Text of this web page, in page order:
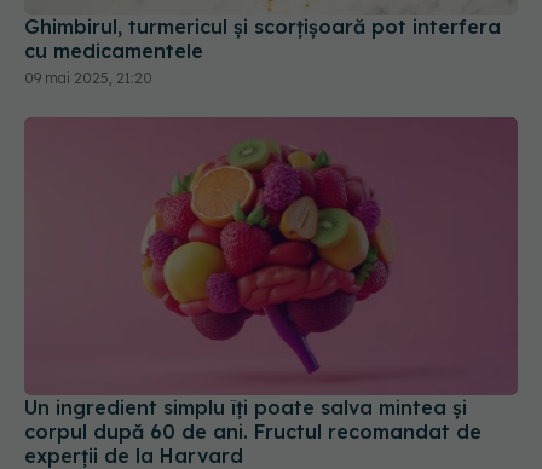
Ghimbirul, turmericul și scorțișoară pot interfera
cu medicamentele
09 mai 2025, 21:20
Un ingredient simplu îți poate salva mintea și
corpul după 60 de ani. Fructul recomandat de
experții de la Harvard